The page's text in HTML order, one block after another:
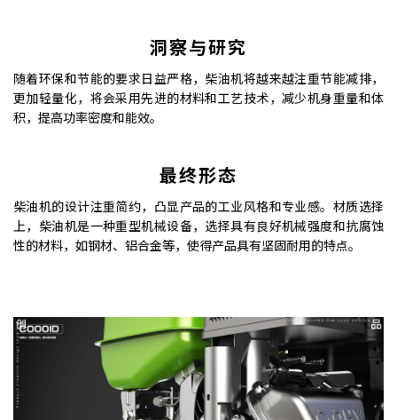
洞察与研究
随着环保和节能的要求日益严格，柴油机将越来越注重节能减排，
更加轻量化，将会采用先进的材料和工艺技术，减少机身重量和体
积，提高功率密度和能效。
最终形态
柴油机的设计注重简约，凸显产品的工业风格和专业感。材质选择
上，柴油机是一种重型机械设备，选择具有良好机械强度和抗腐蚀
性的材料，如钢材、铝合金等，使得产品具有坚固耐用的特点。